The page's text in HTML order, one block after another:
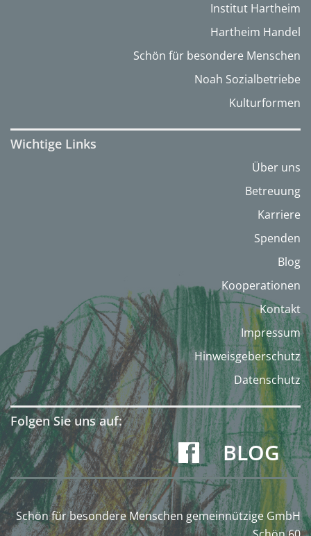
Institut Hartheim
Hartheim Handel
Schön für besondere Menschen
Noah Sozialbetriebe
Kulturformen
Wichtige Links
Über uns
Betreuung
Karriere
Spenden
Blog
Kooperationen
Kontakt
Impressum
Hinweisgeberschutz
Datenschutz
Folgen Sie uns auf:
BLOG
Schön für besondere Menschen gemeinnützige GmbH